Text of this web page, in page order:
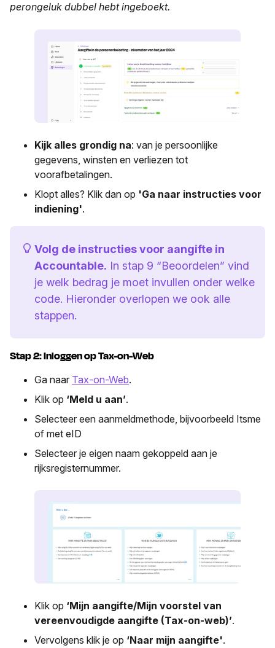
perongeluk dubbel hebt ingeboekt.
Kijk alles grondig na: van je persoonlijke
gegevens, winsten en verliezen tot
voorafbetalingen.
Klopt alles? Klik dan op 'Ga naar instructies voor
indiening'.
Volg de instructies voor aangifte in
Accountable. In stap 9 “Beoordelen” vind
je welk bedrag je moet invullen onder welke
code. Hieronder overlopen we ook alle
stappen.
Stap 2: Inloggen op Tax-on-Web
Ga naar Tax-on-Web.
Klik op ‘Meld u aan’.
Selecteer een aanmeldmethode, bijvoorbeeld Itsme
of met eID
Selecteer je eigen naam gekoppeld aan je
rijksregisternummer.
Klik op ‘Mijn aangifte/Mijn voorstel van
vereenvoudigde aangifte (Tax-on-web)’.
Vervolgens klik je op ‘Naar mijn aangifte'.